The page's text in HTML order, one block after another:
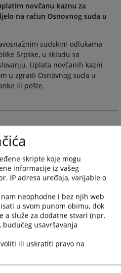
novčanu kaznu za
na račun Osnovnog suda u
sudskim odlukama
Srpske, u skladu sa
Uplata novčanih kazni
u zgradi Osnovnog suda u
ili pošte.
OSUDA U OSNOVNOM
sudsku taksu u korist
suda u Foči?
u korist osnovnog suda u
i izgledom uplatnice) i
takse
skripte koje mogu
informacije iz vašeg
IP adresa uređaja, varijable o
neophodne i bez njih web
u svom punom obimu, dok
a služe za dodatne stvari (npr.
usavršavanja
ili uskratiti pravo na